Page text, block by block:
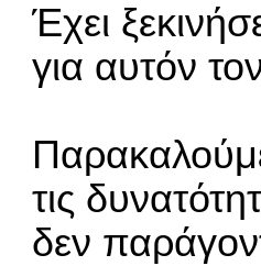
Έχει
για αυτόν
τις
δεν